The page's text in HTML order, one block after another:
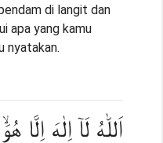
di langit dan
apa yang kamu
nyatakan.
اَللّٰهُ لَآ اِلٰهَ